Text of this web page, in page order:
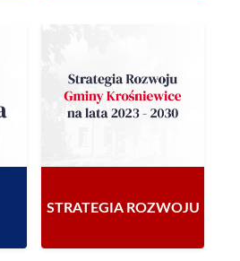
STRATEGIA ROZWOJU